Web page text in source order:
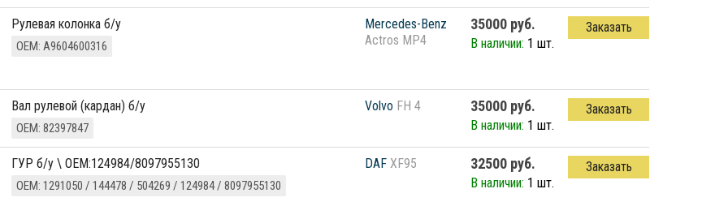
Рулевая колонка б/у
ОЕМ: A9604600316
Mercedes-Benz
Actros MP4
35000 руб.
В наличии: 1 шт.
Заказать
вал рулевой (кардан) б/у
ОЕМ: 82397847
Volvo FH 4 35000 руб.
В наличии: 1 шт.
Заказать
ГУР б/у \ ОЕМ:124984/8097955130
ОЕМ: 1291050 / 144478 / 504269 / 124984 / 8097955130
DAF XF95 32500 руб.
В наличии: 1 шт.
Заказать